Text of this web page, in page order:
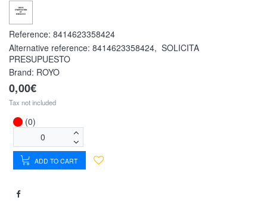
Reference: 8414623358424
Alternative reference: 8414623358424, SOLICITA
PRESUPUESTO
Brand: ROYO
0,00€
Tax not included
(0)
ADD TO CART